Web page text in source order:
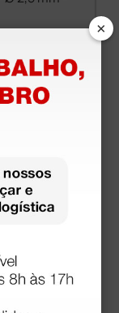
100 unidades
×